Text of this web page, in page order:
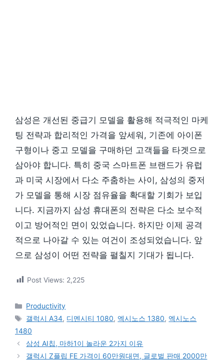
삼성은 개선된 중급기 모델을 활용해 적극적인 마케
팅 전략과 합리적인 가격을 앞세워, 기존에 아이폰
구형이나 중고 모델을 구매하던 고객들을 타겟으로
삼아야 합니다. 특히 중국 스마트폰 브랜드가 유럽
과 미국 시장에서 다소 주춤하는 사이, 삼성의 중저
가 모델을 통해 시장 점유율을 확대할 기회가 보입
니다. 지금까지 삼성 휴대폰의 전략은 다소 보수적
이고 방어적인 면이 있었습니다. 하지만 이제 공격
적으로 나아갈 수 있는 여건이 조성되었습니다. 앞
으로 삼성이 어떤 전략을 펼칠지 기대가 됩니다.
Post Views: 2,225
카
테
리
Productivity
태
그
갤럭시 A34, 디멘시티 1080, 엑시노스 1380, 엑시노스
1480
삼성 AI칩, 마하1이 놀라운 2가지 이유
갤럭시 Z플립 FE 가격이 60만원대면, 글로벌 판매 2000만